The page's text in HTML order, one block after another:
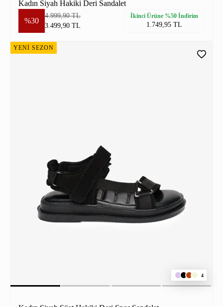
Kadın Siyah Hakiki Deri Sandalet
%30
4.999,90 TL
3.499,90 TL
İkinci Ürüne %50 İndirim
1.749,95 TL
YENİ SEZON
4